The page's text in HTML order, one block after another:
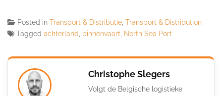
Posted in Transport & Distributie Transport & Distribution
Tagged achterland binnenvaart North Sea Port
Christophe Slegers
Volgt de Belgische logistieke